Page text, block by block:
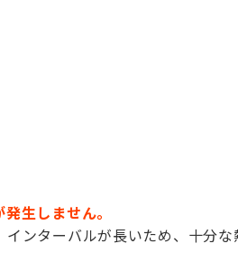
生しません。
ンターバルが長いため、十分な